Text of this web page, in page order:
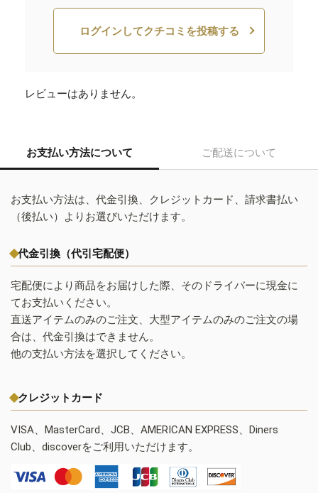
ログインしてクチコミを投稿する
レビューはありません。
お支払い方法について ご配送について
お支払い方法は、代金引換、クレジットカード、請求書払い
（後払い）よりお選びいただけます。
代金引換（代引宅配便）
宅配便により商品をお届けした際、そのドライバーに現金に
てお支払いください。
直送アイテムのみのご注文、大型アイテムのみのご注文の場
合は、代金引換はできません。
他の支払い方法を選択してください。
クレジットカード
VISA、MasterCard、JCB、AMERICAN EXPRESS、Diners
Club、discoverをご利用いただけます。